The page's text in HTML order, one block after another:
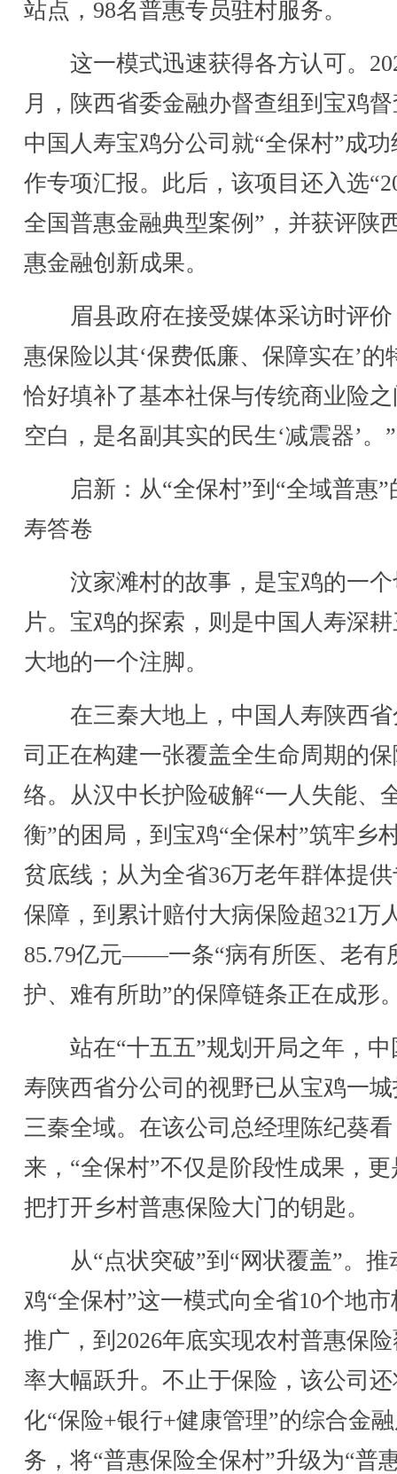
站点，98名普惠专员驻村服务。
这一模式迅速获得各方认可。
月，陕西省委金融办督查组到宝鸡
中国人寿宝鸡分公司就“全保村”成功
作专项汇报。此后，该项目还入选
全国普惠金融典型案例”，并获评陕
惠金融创新成果。
眉县政府在接受媒体采访时评价
惠保险以其‘保费低廉、保障实在’的
恰好填补了基本社保与传统商业险
空白，是名副其实的民生‘减震器’。”
启新：从“全保村”到“全域普惠”
寿答卷
汶家滩村的故事，是宝鸡的一个
片。宝鸡的探索，则是中国人寿深
大地的一个注脚。
在三秦大地上，中国人寿陕西省
司正在构建一张覆盖全生命周期的
络。从汉中长护险破解“一人失能、
衡”的困局，到宝鸡“全保村”筑牢乡
贫底线；从为全省36万老年群体提
保障，到累计赔付大病保险超321万
85.79亿元——一条“病有所医、老有
护、难有所助”的保障链条正在成形
站在“十五五”规划开局之年，中
寿陕西省分公司的视野已从宝鸡一
三秦全域。在该公司总经理陈纪葵看
来，“全保村”不仅是阶段性成果，更
把打开乡村普惠保险大门的钥匙。
从“点状突破”到“网状覆盖”。推
鸡“全保村”这一模式向全省10个地
推广，到2026年底实现农村普惠保
率大幅跃升。不止于保险，该公司
化“保险+银行+健康管理”的综合金
务，将“普惠保险全保村”升级为“普